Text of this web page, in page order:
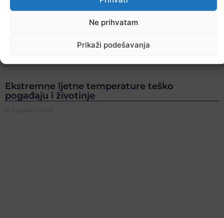
Ne prihvatam
Prikaži podešavanja
Ekstremne ljetne temperature teško
pogađaju i životinje
6. Augusta 2026.